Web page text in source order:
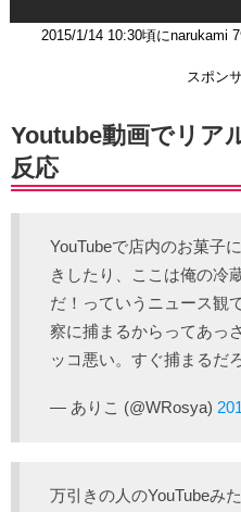
2015/1/14 10:30頃にnarukami
スポン
Youtube動画でリア
反応
YouTubeで店内のお菓子
きしたり、ここは俺の冷
だ！っていうニュース観
察に捕まるからってあっ
ッコ悪い。すぐ捕まるだ
— ありこ (@WRosya)
万引きの人のYouTubeみ